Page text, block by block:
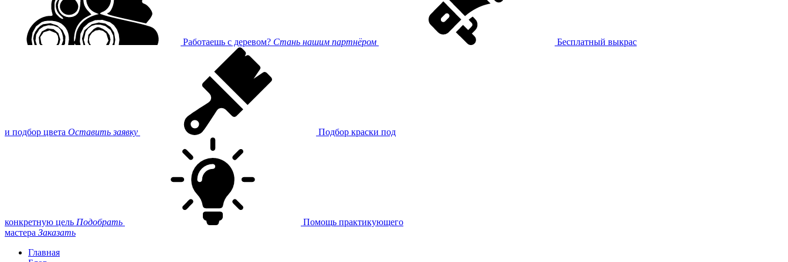
Работаешь с деревом? Стань нашим партнёром Бесплатный выкрас
и подбор цвета Оставить заявку Подбор краски под
конкретную цель Подобрать
Помощь практикующего
мастера Заказать
Главная